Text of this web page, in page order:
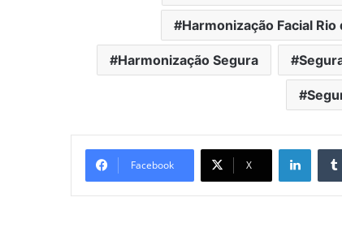
Harmonização Facial Rio
Harmonização Segura
Facebook X